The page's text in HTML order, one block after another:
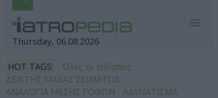
Thursday, 06.08.2026
HOT TAGS:
Όλες οι ειδήσεις
ΔΕΙΚΤΗΣ ΜΑΖΑΣ ΣΩΜΑΤΟΣ
ΑΝΑΛΟΓΙΑ ΜΕΣΗΣ ΓΟΦΩΝ
ΑΔΥΝΑΤΙΣΜΑ